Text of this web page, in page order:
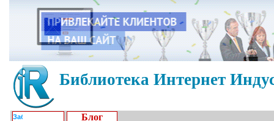
Библиотека Интернет
Блог